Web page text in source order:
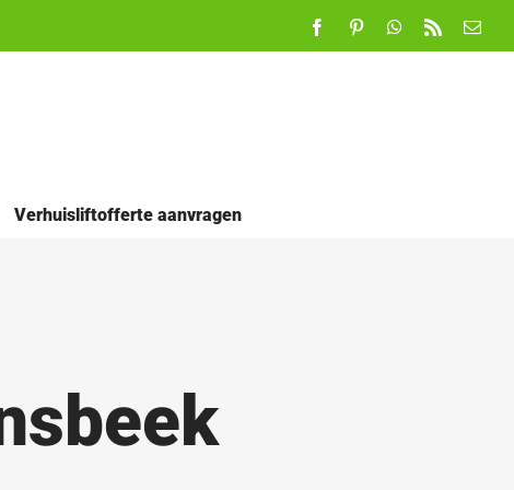
FacebookPinterestWhatsApp
Rss
E-
Verhuisliftofferte aanvragen